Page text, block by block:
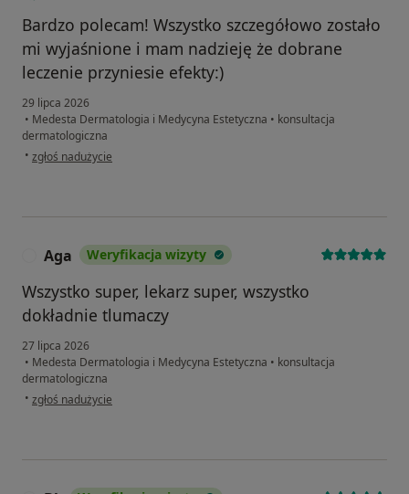
Bardzo polecam! Wszystko szczegółowo zostało
mi wyjaśnione i mam nadzieję że dobrane
leczenie przyniesie efekty:)
29 lipca 2026
• Medesta Dermatologia i Medycyna Estetyczna • konsultacja
dermatologiczna
• w opinii użytkownika Zuzanna
zgłoś nadużycie
Aga Weryfikacja wizyty
Wszystko super, lekarz super, wszystko
dokładnie tlumaczy
27 lipca 2026
• Medesta Dermatologia i Medycyna Estetyczna • konsultacja
dermatologiczna
• w opinii użytkownika Aga
zgłoś nadużycie